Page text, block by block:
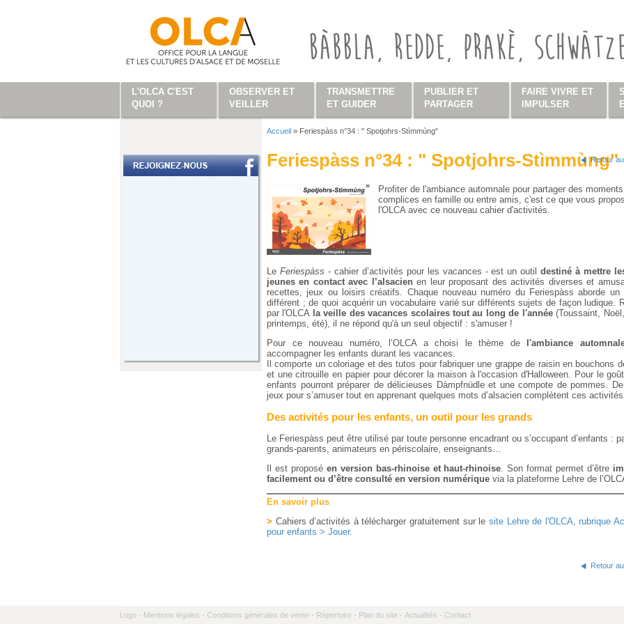
Accueil » Feriespàss n°34 : " Spotjohrs-Stìmmùng"
Retour
Feriespàss n°34 : " Spotjohrs-Stìmmùng"
Profiter de l'ambiance automnale pour partager des moments
complices en famille ou entre amis, c'est ce que vous
l'OLCA avec ce nouveau cahier d'activités.
Le Feriespàss - cahier d’activités pour les vacances - est un outildestiné à mettre
jeunes en contact avec l’alsacienen leur proposant des activités diverses et
recettes, jeux ou loisirs créatifs. Chaque nouveau numéro du Feriespàss aborde un
différent ; de quoi acquérir un vocabulaire varié sur différents sujets de façon ludique.
par l'OLCA la veille des vacances scolaires tout au long de l'année(Toussaint,
printemps, été), il ne répond qu'à un seul objectif : s'amuser !
Pour ce nouveau numéro, l’OLCA a choisi le thème de
l'ambiance
accompagner les enfants durant les vacances.
Il comporte un coloriage et des tutos pour fabriquer une grappe de raisin en bouchons
et une citrouille en papier pour décorer la maison à l'occasion d'Halloween. Pour le
enfants pourront préparer de délicieuses Dàmpfnüdle et une compote de pommes.
jeux pour s’amuser tout en apprenant quelques mots d’alsacien complètent ces activités.
Des activités pour les enfants, un outil pour les grands
Le Feriespàss peut être utilisé par toute personne encadrant ou s’occupant d’enfants :
grands-parents, animateurs en périscolaire, enseignants…
Il est proposé en version bas-rhinoise et haut-rhinoise. Son format permet d’être
facilement ou d’être consulté en version numérique via la plateforme Lehre de
En savoir plus
> Cahiers d’activités à télécharger gratuitement sur le site Lehre de l'OLCA, rubrique
pour enfants > Jouer.
Retour
Logo - Mentions légales - Conditions générales de vente - Répertoire - Plan du site - Actualités - Contact
L'OLCA C'EST
QUOI ?
OBSERVER ET
VEILLER
TRANSMETTRE
ET GUIDER
PUBLIER ET
PARTAGER
FAIRE VIVRE ET
IMPULSER